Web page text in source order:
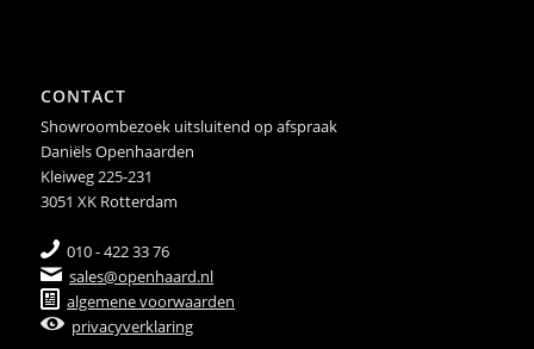
CONTACT
Showroombezoek uitsluitend op afspraak
Daniëls Openhaarden
Kleiweg 225-231
3051 XK Rotterdam
010 - 422 33 76
sales@openhaard.nl
algemene voorwaarden
privacyverklaring